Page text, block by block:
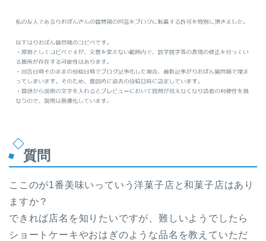
質問
ここのが1番美味いっていう洋菓子店と和菓子店はあり
ますか？
できれば店名を知りたいですが、難しいようでしたら
ショートケーキやおはぎのような品名を教えていただ